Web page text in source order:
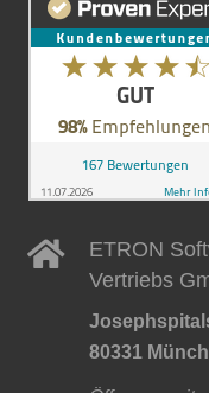
ETRON
Vertriebs
80331